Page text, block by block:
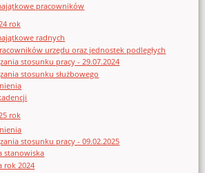
pracowników
rok
radnych
urzędu oraz jednostek podległych
stosunku pracy - 29.07.2024
stosunku służbowego
rok
stosunku pracy - 09.02.2025
stanowiska
rok 2024